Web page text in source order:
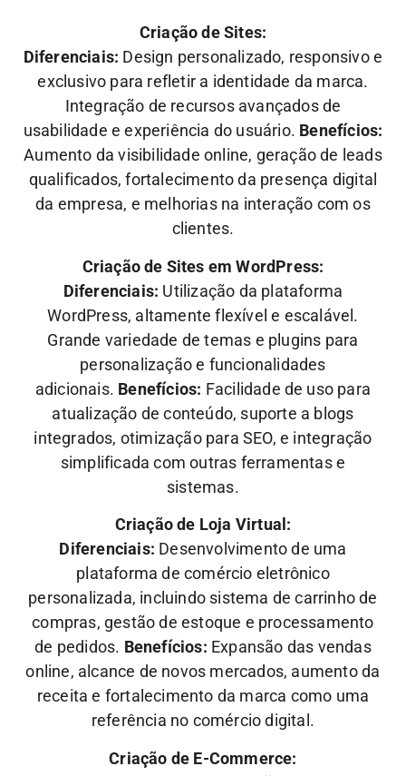
Criação de Sites:
Diferenciais: Design personalizado, responsivo e
exclusivo para refletir a identidade da marca.
Integração de recursos avançados de
usabilidade e experiência do usuário. Benefícios:
Aumento da visibilidade online, geração de leads
qualificados, fortalecimento da presença digital
da empresa, e melhorias na interação com os
clientes.
Criação de Sites em WordPress:
Diferenciais: Utilização da plataforma
WordPress, altamente flexível e escalável.
Grande variedade de temas e plugins para
personalização e funcionalidades
adicionais. Benefícios: Facilidade de uso para
atualização de conteúdo, suporte a blogs
integrados, otimização para SEO, e integração
simplificada com outras ferramentas e
sistemas.
Criação de Loja Virtual:
Diferenciais: Desenvolvimento de uma
plataforma de comércio eletrônico
personalizada, incluindo sistema de carrinho de
compras, gestão de estoque e processamento
de pedidos. Benefícios: Expansão das vendas
online, alcance de novos mercados, aumento da
receita e fortalecimento da marca como uma
referência no comércio digital.
Criação de E-Commerce: